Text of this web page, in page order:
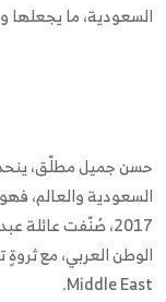
السعودية، ما يجعلها
حسن جميل مطلّق،
السعودية والعالم،
2017، صُنّفت
Middle East.